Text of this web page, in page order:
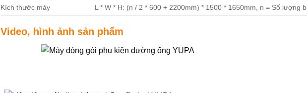
Kích thước máy L * W * H: (n / 2 * 600 + 2200mm) * 1500 * 1650mm, n = Số lượng
Video, hình ảnh sản phẩm